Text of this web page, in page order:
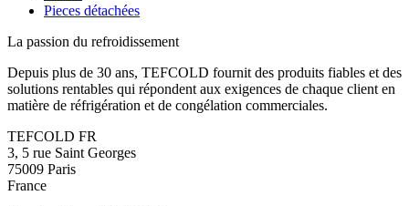
Pieces détachées
La passion du refroidissement
Depuis plus de 30 ans, TEFCOLD fournit des produits fiables et des
solutions rentables qui répondent aux exigences de chaque client en
matière de réfrigération et de congélation commerciales.
TEFCOLD FR
3, 5 rue Saint Georges
75009 Paris
France